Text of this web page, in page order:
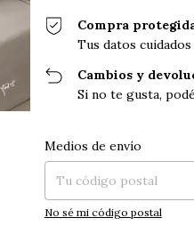
Compra
Tus datos
Cambios y
Si no te gusta,
Entregas para el CP:
Medios de envío
No sé mi código postal